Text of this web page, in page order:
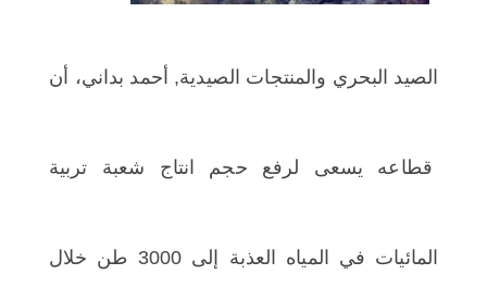
الصيد البحري والمنتجات الصيدية, أحمد بداني، أن
قطاعه يسعى لرفع حجم انتاج شعبة تربية
المائيات في المياه العذبة إلى 3000 طن خلال